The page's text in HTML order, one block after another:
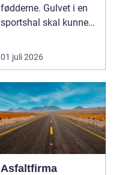
fødderne. Gulvet i en
sportshal skal kunne
ma...
01 juli 2026
Asfaltfirma